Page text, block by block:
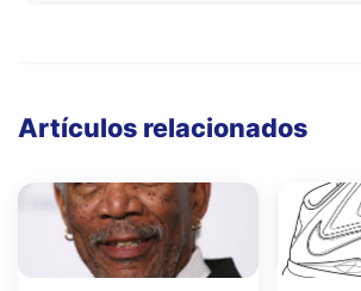
Artículos relacionados